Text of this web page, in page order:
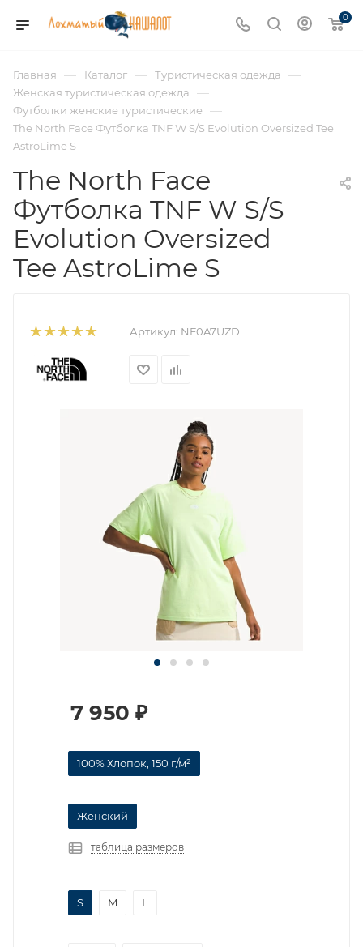
0
Главная — Каталог — Туристическая одежда —
Женская туристическая одежда —
Футболки женские туристические —
The North Face Футболка TNF W S/S Evolution Oversized Tee
AstroLime S
The North Face
Футболка TNF W S/S
Evolution Oversized
Tee AstroLime S
Артикул: NF0A7UZD
7 950 ₽
100% Хлопок, 150 г/м²
Женский
таблица размеров
S M L